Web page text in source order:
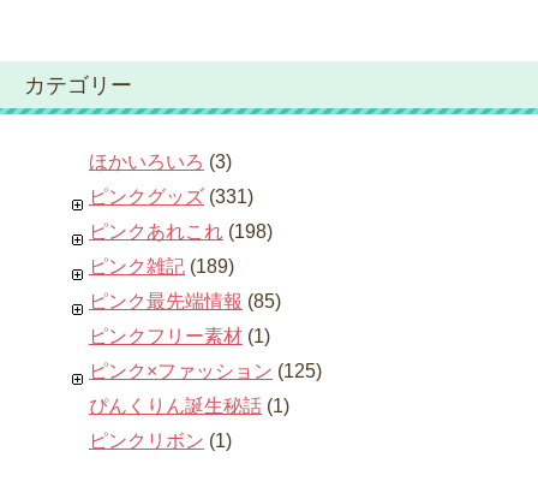
カテゴリー
ほかいろいろ (3)
ピンクグッズ (331)
ピンクあれこれ (198)
ピンク雑記 (189)
ピンク最先端情報 (85)
ピンクフリー素材 (1)
ピンク×ファッション (125)
ぴんくりん誕生秘話 (1)
ピンクリボン (1)